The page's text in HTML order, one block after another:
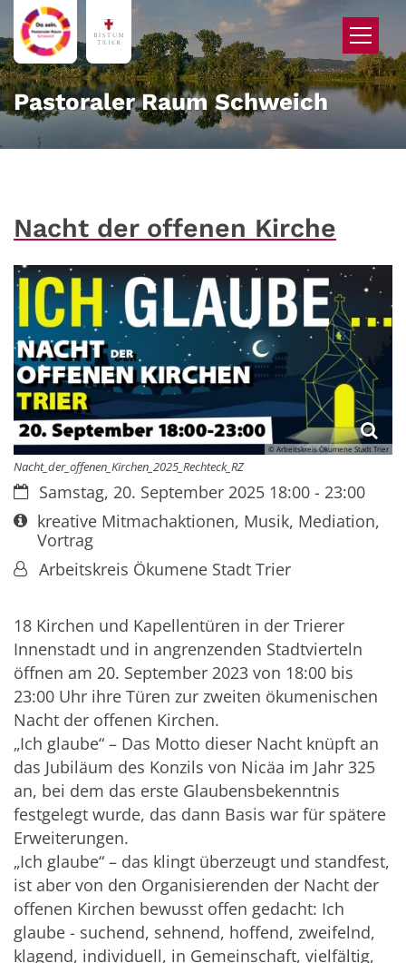
Zum Inhalt springen
Pastoraler Raum Schweich
Nacht der offenen Kirche
© Arbeitskreis Ökumene Stadt Trier
Nacht_der_offenen_Kirchen_2025_Rechteck_RZ
Datum:Samstag, 20. September 2025 18:00 - 23:00
Art bzw. Nummer:
kreative Mitmachaktionen, Musik, Mediation,
Vortrag
Von:Arbeitskreis Ökumene Stadt Trier
18 Kirchen und Kapellentüren in der Trierer
Innenstadt und in angrenzenden Stadtvierteln
öffnen am 20. September 2023 von 18:00 bis
23:00 Uhr ihre Türen zur zweiten ökumenischen
Nacht der offenen Kirchen.
„Ich glaube“ – Das Motto dieser Nacht knüpft an
das Jubiläum des Konzils von Nicäa im Jahr 325
an, bei dem das erste Glaubensbekenntnis
festgelegt wurde, das dann Basis war für spätere
Erweiterungen.
„Ich glaube“ – das klingt überzeugt und standfest,
ist aber von den Organisierenden der Nacht der
offenen Kirchen bewusst offen gedacht: Ich
glaube - suchend, sehnend, hoffend, zweifelnd,
klagend, individuell, in Gemeinschaft, vielfältig,